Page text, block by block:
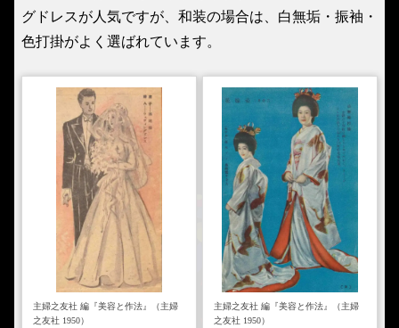
グドレスが人気ですが、和装の場合は、白無垢・振袖・
色打掛がよく選ばれています。
主婦之友社 編『美容と作法』（主婦
之友社 1950）
主婦之友社 編『美容と作法』（主婦
之友社 1950）